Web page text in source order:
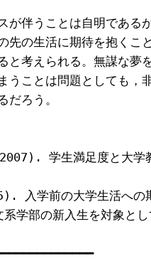
が伴うことは自明である
先の生活に期待を抱くこ
と考えられる。無謀な夢
うことは問題としても，
だろう。
学生満足度と大学
入学前の大学生活への
学部の新入生を対象と
━━━━━━━━━━━━━━━━━━━━━━━━━━━━━━━━━━